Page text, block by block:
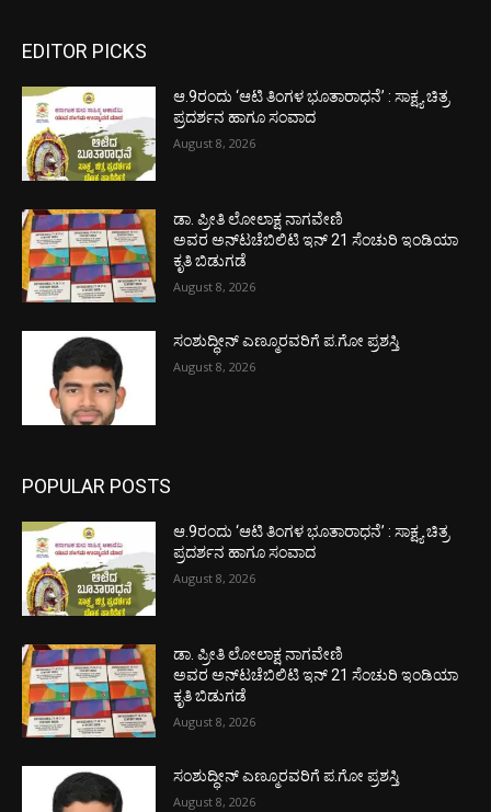
EDITOR PICKS
ಆ.9ರಂದು ‘ಆಟಿ ತಿಂಗಳ ಭೂತಾರಾಧನೆ’ : ಸಾಕ್ಷ್ಯ ಚಿತ್ರ
ಪ್ರದರ್ಶನ ಹಾಗೂ ಸಂವಾದ
August 8, 2026
ಡಾ. ಪ್ರೀತಿ ಲೋಲಾಕ್ಷ ನಾಗವೇಣಿ
ಅವರ ಅನ್‌ಟಚೆಬಿಲಿಟಿ ಇನ್ 21 ಸೆಂಚುರಿ ಇಂಡಿಯಾ
ಕೃತಿ ಬಿಡುಗಡೆ
August 8, 2026
ಸಂಶುದ್ಧೀನ್ ಎಣ್ಮೂರವರಿಗೆ ಪ.ಗೋ ಪ್ರಶಸ್ತಿ
August 8, 2026
POPULAR POSTS
ಆ.9ರಂದು ‘ಆಟಿ ತಿಂಗಳ ಭೂತಾರಾಧನೆ’ : ಸಾಕ್ಷ್ಯ ಚಿತ್ರ
ಪ್ರದರ್ಶನ ಹಾಗೂ ಸಂವಾದ
August 8, 2026
ಡಾ. ಪ್ರೀತಿ ಲೋಲಾಕ್ಷ ನಾಗವೇಣಿ
ಅವರ ಅನ್‌ಟಚೆಬಿಲಿಟಿ ಇನ್ 21 ಸೆಂಚುರಿ ಇಂಡಿಯಾ
ಕೃತಿ ಬಿಡುಗಡೆ
August 8, 2026
ಸಂಶುದ್ಧೀನ್ ಎಣ್ಮೂರವರಿಗೆ ಪ.ಗೋ ಪ್ರಶಸ್ತಿ
August 8, 2026